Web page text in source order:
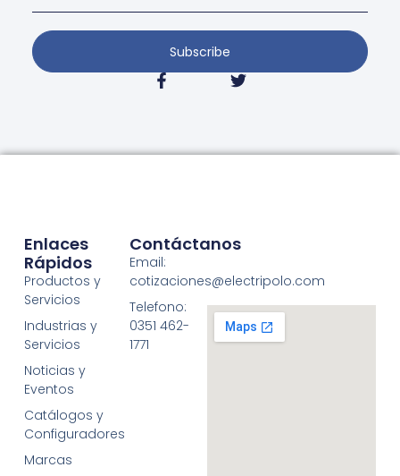
Subscribe
Enlaces
Rápidos
Productos y
Servicios
Industrias y
Servicios
Noticias y
Eventos
Catálogos y
Configuradores
Marcas
Contáctanos
Email:
cotizaciones@electripolo.com
Telefono:
0351 462-
1771